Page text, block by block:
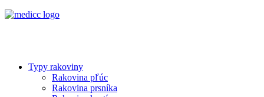
Typy rakoviny
Rakovina pľúc
Rakovina prsníka